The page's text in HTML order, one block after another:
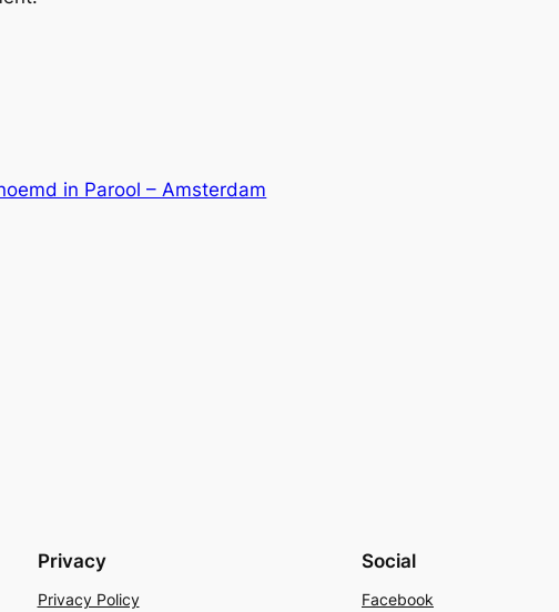
in Parool – Amsterdam
Privacy
Privacy Policy
Social
Facebook